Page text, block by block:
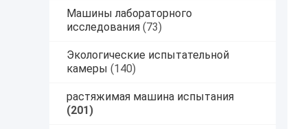
Машины лабораторного
исследования (73)
Экологические испытательной
камеры (140)
растяжимая машина испытания
(201)